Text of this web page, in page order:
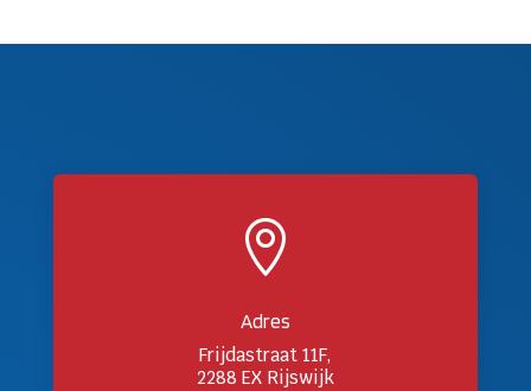

Adres
Frijdastraat 11F,
2288 EX Rijswijk